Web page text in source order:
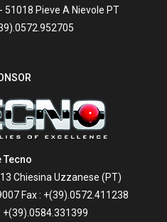
Aragona
Greco
Kurti
Elfadil
Geppini
Penna / Daniele Flocco
51018 Pieve A Nievole PT
Tecno
Chiesina Uzzanese (PT)
Fax : +(39).0572.411238
+(39).0584.331399